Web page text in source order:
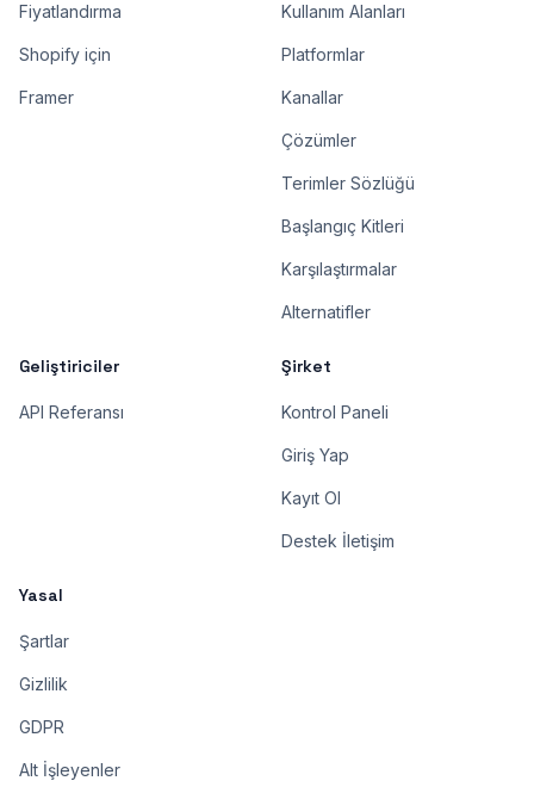
Fiyatlandırma
Shopify için
Framer
Kullanım Alanları
Platformlar
Kanallar
Çözümler
Terimler Sözlüğü
Başlangıç Kitleri
Karşılaştırmalar
Alternatifler
Geliştiriciler
API Referansı
Şirket
Kontrol Paneli
Giriş Yap
Kayıt Ol
Destek İletişim
Yasal
Şartlar
Gizlilik
GDPR
Alt İşleyenler